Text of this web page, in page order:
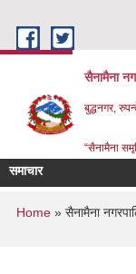
सैनामैना
बुद्धनगर,
“सैनामैना
समाचार
You are
Home » सैनामैना